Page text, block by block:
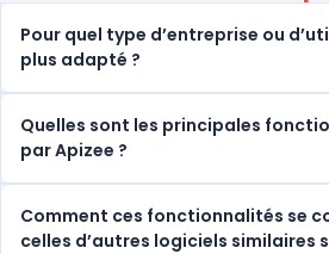
Pour quel type d’entreprise ou
plus adapté ?
Quelles sont les principales
par Apizee ?
Comment ces fonctionnalités se
celles d’autres logiciels similaires